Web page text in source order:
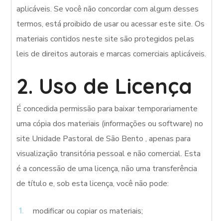
aplicáveis. Se você não concordar com algum desses
termos, está proibido de usar ou acessar este site. Os
materiais contidos neste site são protegidos pelas
leis de direitos autorais e marcas comerciais aplicáveis.
2. Uso de Licença
É concedida permissão para baixar temporariamente
uma cópia dos materiais (informações ou software) no
site Unidade Pastoral de São Bento , apenas para
visualização transitória pessoal e não comercial. Esta
é a concessão de uma licença, não uma transferência
de título e, sob esta licença, você não pode:
modificar ou copiar os materiais;